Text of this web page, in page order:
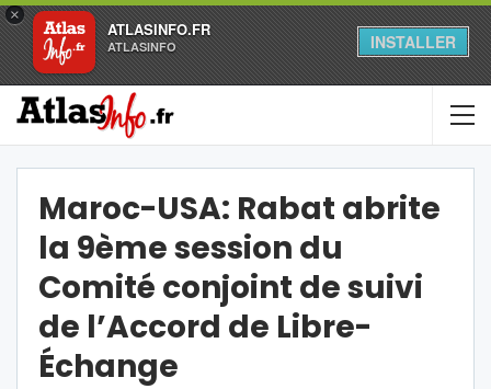
×
ATLASINFO.FR
ATLASINFO INSTALLER
Maroc-USA: Rabat abrite
la 9ème session du
Comité conjoint de suivi
de l’Accord de Libre-
Échange